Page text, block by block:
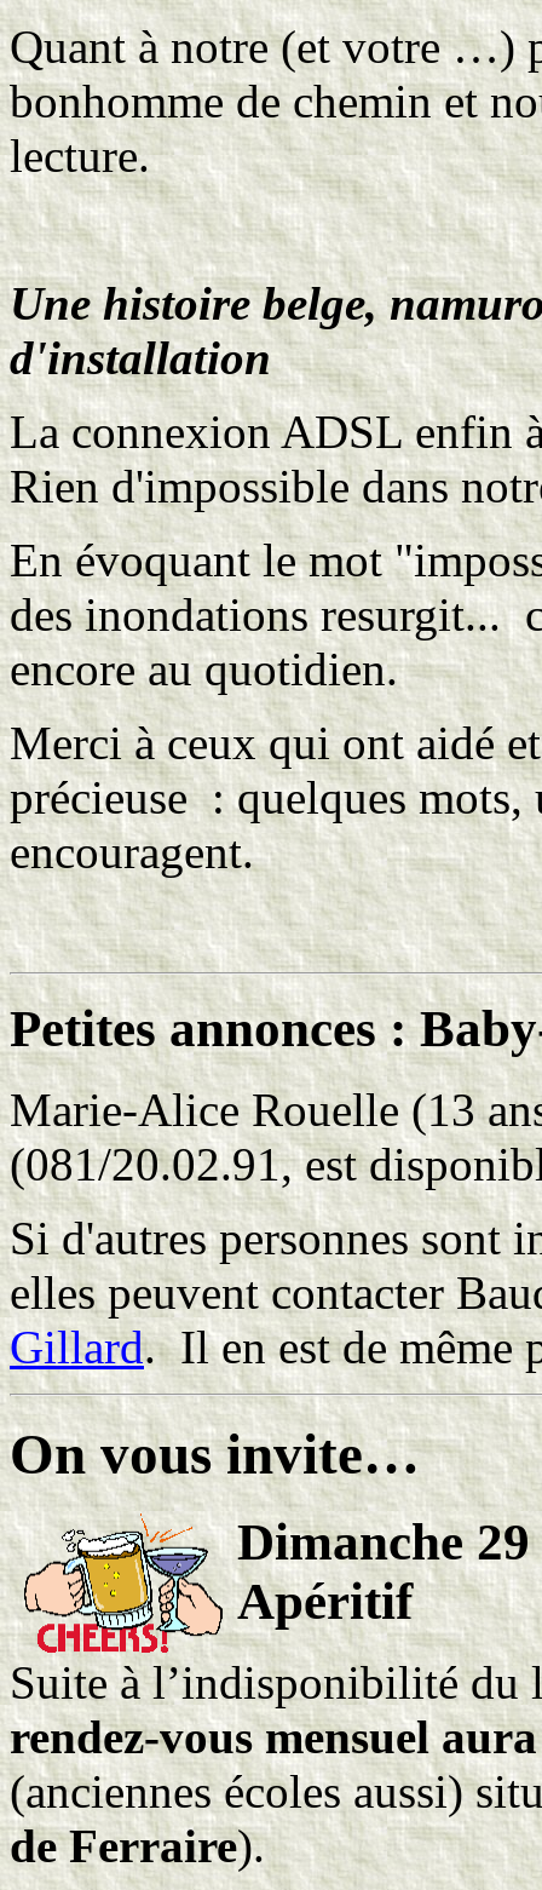
Quant à notre (et votre …)
bonhomme de chemin et
lecture.
Une histoire belge,
d'installation
La connexion ADSL enfin
Rien d'impossible dans
En évoquant le mot
des inondations resurgit...
encore au quotidien.
Merci à ceux qui ont aidé
précieuse : quelques mots,
encouragent.
Petites annonces :
Marie-Alice Rouelle (13
(081/20.02.91, est
Si d'autres personnes sont
elles peuvent contacter
Gillard. Il en est de même
On vous invite…
Dimanche
Apéritif
Suite à l’indisponibilité du
rendez-vous mensuel
(anciennes écoles aussi)
de Ferraire).